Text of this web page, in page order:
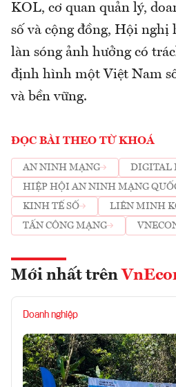
KOL, cơ quan quản lý,
số và cộng đồng, Hội nghị
làn sóng ảnh hưởng có
định hình một Việt Nam
và bền vững.
ĐỌC BÀI THEO TỪ KHOÁ
AN NINH MẠNG
DIGITAL
HIỆP HỘI AN NINH MẠNG
KINH TẾ SỐ
LIÊN MINH
TẤN CÔNG MẠNG
Mới nhất trên
Doanh nghiệp